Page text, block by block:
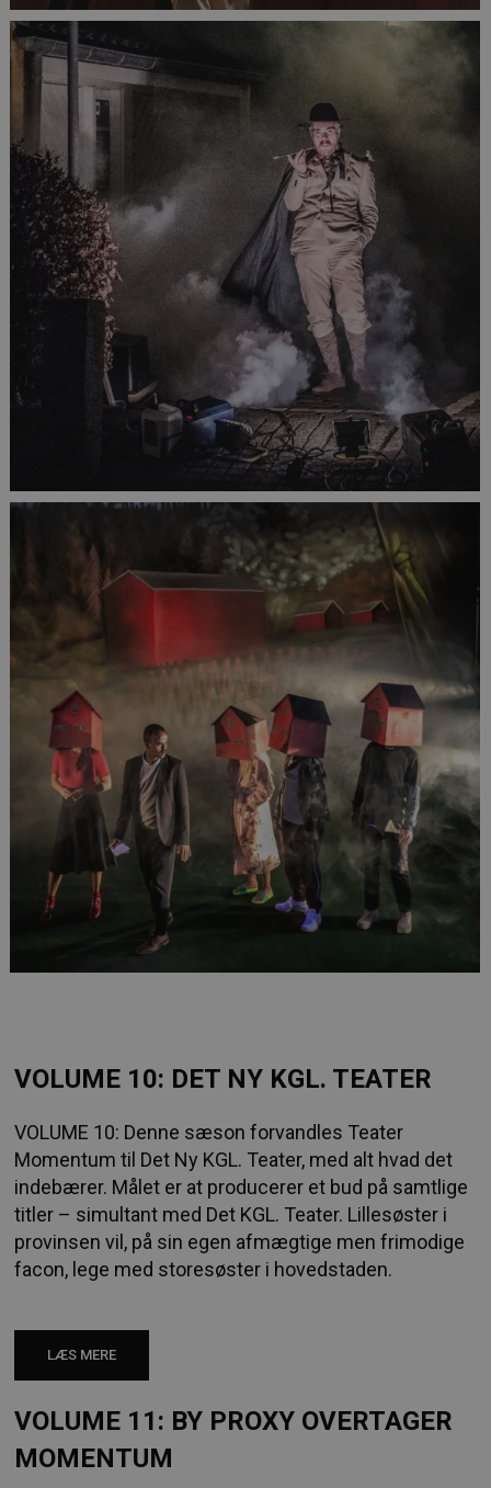
VOLUME 10: DET NY KGL. TEATER
VOLUME 10: Denne sæson forvandles Teater
Momentum til Det Ny KGL. Teater, med alt hvad det
indebærer. Målet er at producerer et bud på samtlige
titler – simultant med Det KGL. Teater. Lillesøster i
provinsen vil, på sin egen afmægtige men frimodige
facon, lege med storesøster i hovedstaden.
LÆS MERE
VOLUME 11: BY PROXY OVERTAGER
MOMENTUM